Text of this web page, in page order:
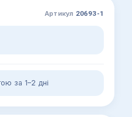
Артикул 20693-1
за 1–2 дні